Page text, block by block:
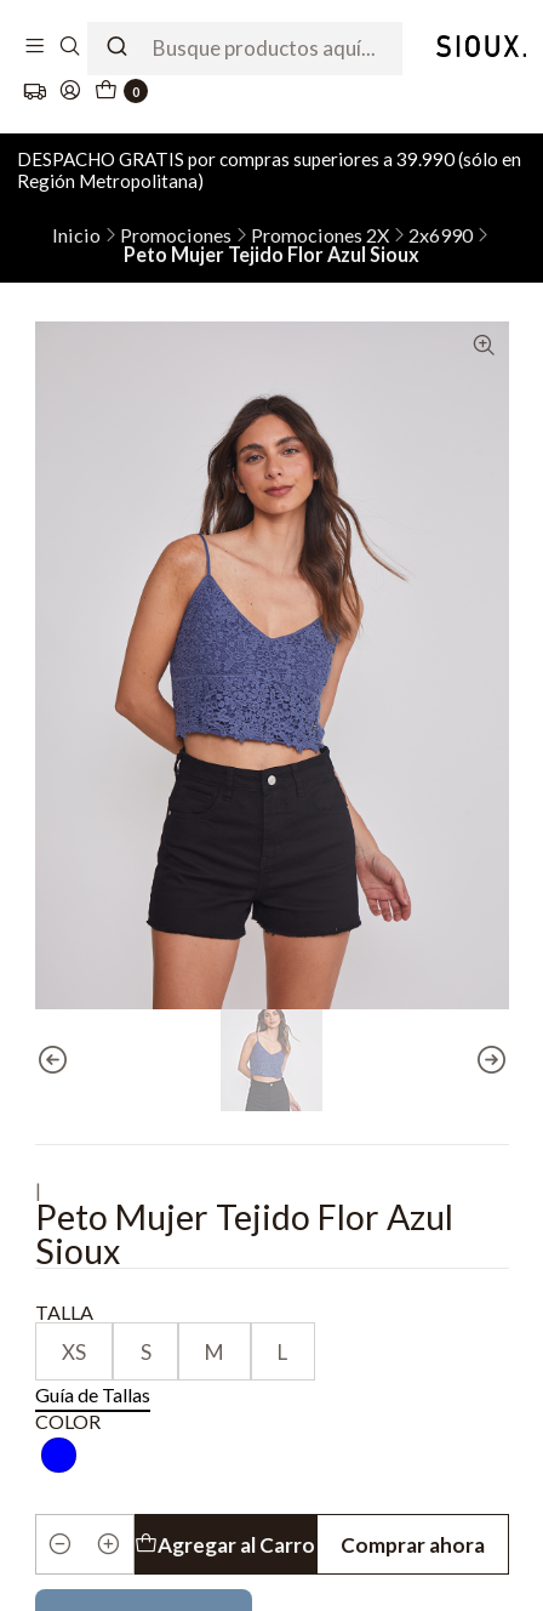
0
DESPACHO GRATIS por compras superiores a 39.990 (sólo en
Región Metropolitana)
Inicio Promociones Promociones 2X
2x6990
Peto Mujer Tejido Flor Azul Sioux
|
Peto Mujer Tejido Flor Azul
Sioux
TALLA
XS S M L
Guía de Tallas
COLOR
Cantidad
Agregar al Carro Comprar ahora